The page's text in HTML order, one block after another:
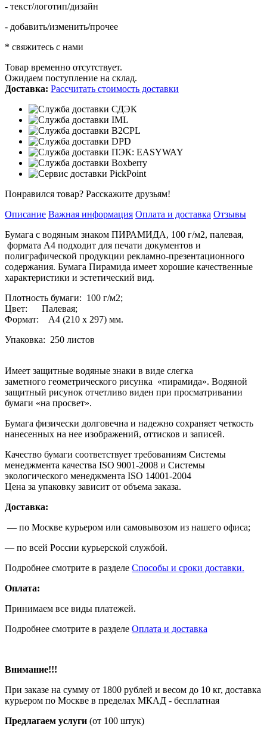
- текст/логотип/дизайн
- добавить/изменить/прочее
* свяжитесь с нами
Товар временно отсутствует.
Ожидаем поступление на склад.
Доставка: Рассчитать стоимость доставки
Понравился товар? Расскажите друзьям!
Описание Важная информация Оплата и доставка Отзывы
Бумага с водяным знаком ПИРАМИДА, 100 г/м2, палевая,
формата А4 подходит для печати документов и
полиграфической продукции рекламно-презентационного
содержания. Бумага Пирамида имеет хорошие качественные
характеристики и эстетический вид.
Плотность бумаги: 100 г/м2;
Цвет: Палевая;
Формат: А4 (210 х 297) мм.
Упаковка: 250 листов
Имеет защитные водяные знаки в виде слегка
заметного геометрического рисунка «пирамида». Водяной
защитный рисунок отчетливо виден при просматривании
бумаги «на просвет».
Бумага физически долговечна и надежно сохраняет четкость
нанесенных на нее изображений, оттисков и записей.
Качество бумаги соответствует требованиям Системы
менеджмента качества ISO 9001-2008 и Системы
экологического менеджмента ISO 14001-2004
Цена за упаковку зависит от объема заказа.
Доставка:
— по Москве курьером или самовывозом из нашего офиса;
— по всей России курьерской службой.
Подробнее смотрите в разделе Способы и сроки доставки.
Оплата:
Принимаем все виды платежей.
Подробнее смотрите в разделе Оплата и доставка
Внимание!!!
При заказе на сумму от 1800 рублей и весом до 10 кг, доставка
курьером по Москве в пределах МКАД - бесплатная
Предлагаем услуги (от 100 штук)